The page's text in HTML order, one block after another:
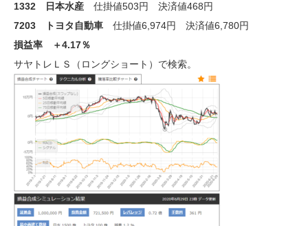
1332 日本水産 仕掛値503円 決済値468円
7203 トヨタ自動車 仕掛値6,974円 決済値6,780円
損益率 ＋4.17％
サヤトレＬＳ（ロングショート）で検索。